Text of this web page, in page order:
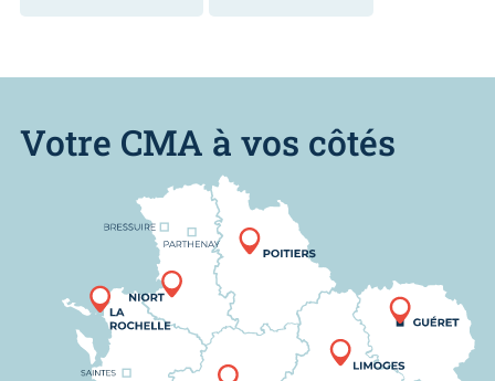
Votre CMA à vos côtés